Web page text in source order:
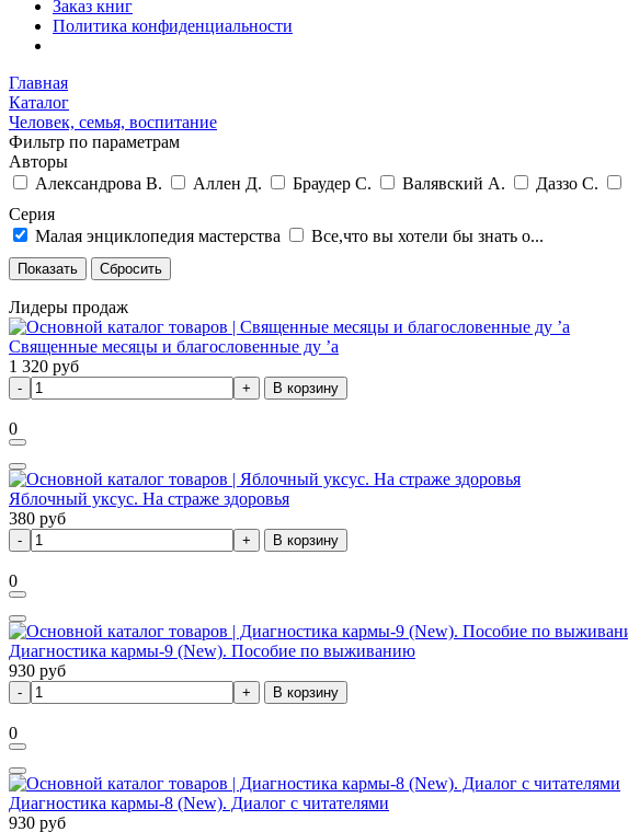
Заказ книг
Политика конфиденциальности
Главная
Каталог
Человек, семья, воспитание
Фильтр по параметрам
Авторы
Александрова В.
Аллен Д. Браудер С. Валявский А. Даззо С.
Серия
Малая энциклопедия мастерства
Все,что вы хотели бы знать о...
Лидеры продаж
Священные месяцы и благословенные ду ’а
1 320 руб
В корзину
0
Яблочный уксус. На страже здоровья
380 руб
В корзину
0
Диагностика кармы-9 (New). Пособие по выживанию
930 руб
В корзину
0
Диагностика кармы-8 (New). Диалог с читателями
930 руб